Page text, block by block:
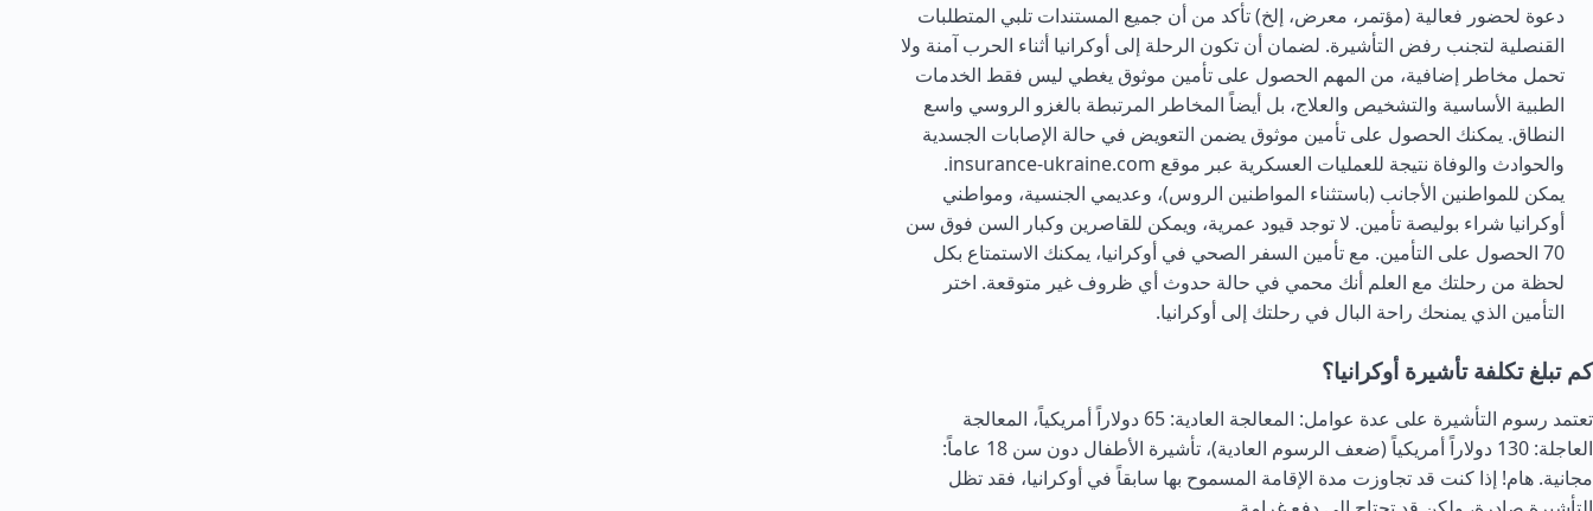
دعوة لحضور فعالية (مؤتمر، معرض، إلخ) تأكد من أن جميع المستندات تلبي المتطلبات
القنصلية لتجنب رفض التأشيرة. لضمان أن تكون الرحلة إلى أوكرانيا أثناء الحرب آمنة ولا
تحمل مخاطر إضافية، من المهم الحصول على تأمين موثوق يغطي ليس فقط الخدمات
الطبية الأساسية والتشخيص والعلاج، بل أيضاً المخاطر المرتبطة بالغزو الروسي واسع
النطاق. يمكنك الحصول على تأمين موثوق يضمن التعويض في حالة الإصابات الجسدية
والحوادث والوفاة نتيجة للعمليات العسكرية عبر موقع insurance-ukraine.com.
يمكن للمواطنين الأجانب (باستثناء المواطنين الروس)، وعديمي الجنسية، ومواطني
أوكرانيا شراء بوليصة تأمين. لا توجد قيود عمرية، ويمكن للقاصرين وكبار السن فوق سن
70 الحصول على التأمين. مع تأمين السفر الصحي في أوكرانيا، يمكنك الاستمتاع بكل
لحظة من رحلتك مع العلم أنك محمي في حالة حدوث أي ظروف غير متوقعة. اختر
التأمين الذي يمنحك راحة البال في رحلتك إلى أوكرانيا.
كم تبلغ تكلفة تأشيرة أوكرانيا؟
تعتمد رسوم التأشيرة على عدة عوامل: المعالجة العادية: 65 دولاراً أمريكياً، المعالجة
العاجلة: 130 دولاراً أمريكياً (ضعف الرسوم العادية)، تأشيرة الأطفال دون سن 18 عاماً:
مجانية. هام! إذا كنت قد تجاوزت مدة الإقامة المسموح بها سابقاً في أوكرانيا، فقد تظل